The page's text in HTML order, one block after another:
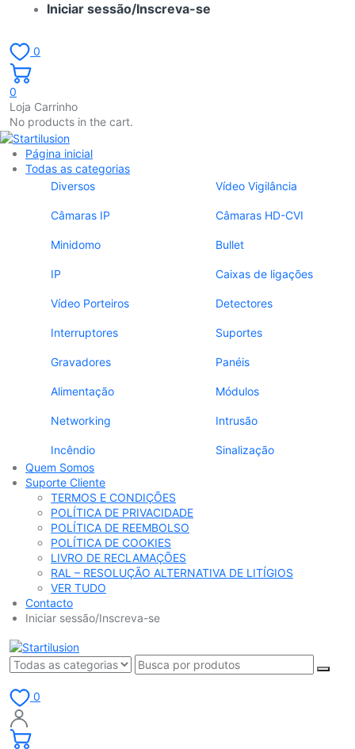
Iniciar sessão/Inscreva-se
0
0
Loja Carrinho
No products in the cart.
Página inicial
Todas as categorias
Diversos
Vídeo Vigilância
Câmaras IP Câmaras HD-CVI
Minidomo Bullet
IP Caixas de ligações
Vídeo Porteiros Detectores
Interruptores Suportes
Gravadores Panéis
Alimentação Módulos
Networking Intrusão
Incêndio
Sinalização
Quem Somos
Suporte Cliente
TERMOS E CONDIÇÕES
POLÍTICA DE PRIVACIDADE
POLÍTICA DE REEMBOLSO
POLÍTICA DE COOKIES
LIVRO DE RECLAMAÇÕES
RAL – RESOLUÇÃO ALTERNATIVA DE LITÍGIOS
VER TUDO
Contacto
Iniciar sessão/Inscreva-se
0